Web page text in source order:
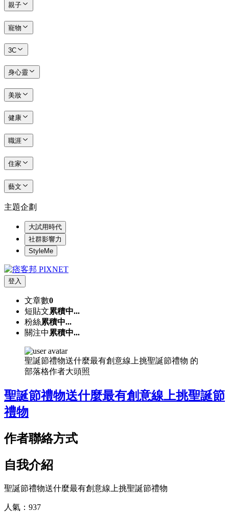
親子
寵物
3C
身心靈
美妝
健康
職涯
住家
藝文
主題企劃
大試用時代
社群影響力
StyleMe
登入
文章數0
短貼文累積中...
粉絲累積中...
關注中 累積中...
聖誕節禮物送什麼最有創意線上挑聖誕節禮物 的
部落格作者大頭照
聖誕節禮物送什麼最有創意線上挑聖誕節
禮物
作者聯絡方式
自我介紹
聖誕節禮物送什麼最有創意線上挑聖誕節禮物
人氣： 937